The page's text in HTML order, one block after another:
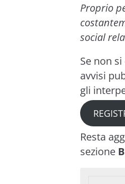
Proprio
social
Se non
avvisi
gli
Resta
sezione